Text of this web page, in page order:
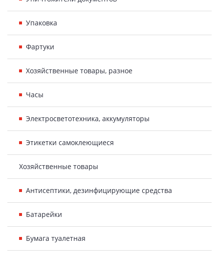
Упаковка
Фартуки
Хозяйственные товары, разное
Часы
Электросветотехника, аккумуляторы
Этикетки самоклеющиеся
Хозяйственные товары
Антисептики, дезинфицирующие средства
Батарейки
Бумага туалетная